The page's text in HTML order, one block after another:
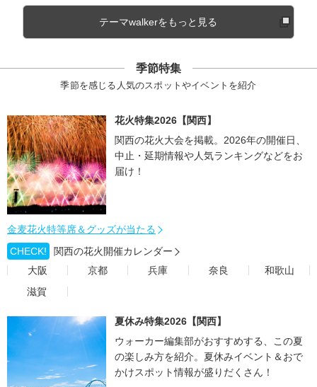
テーマwalkerをもっと見る
季節特集
季節を感じる人気のスポットやイベントを紹介
花火特集2026【関西】
関西の花火大会を掲載。2026年の開催日、
中止・延期情報や人気ランキングなどをお
届け！
金麦花火特等席＆グッズが当たる
CHECK!
関西の花火開催カレンダー
大阪
京都 兵庫 奈良
和歌山
滋賀
夏休み特集2026【関西】
ウォーカー編集部がおすすめする、この夏
の楽しみ方を紹介。夏休みイベント＆おで
かけスポット情報が盛りだくさん！